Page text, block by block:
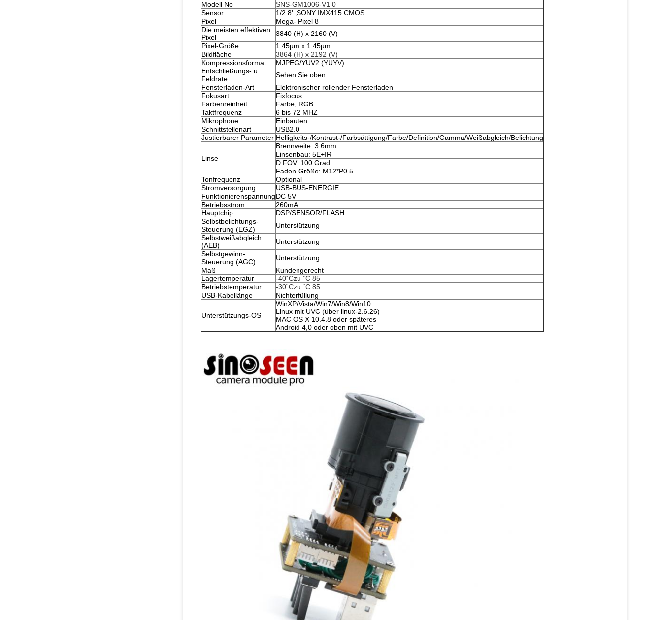
Modell No
SNS-GM1006-V1.0
Sensor
1/2.8' ‚SONY IMX415 CMOS
Pixel
Mega- Pixel 8
Die meisten effektiven
Pixel
3840 (H) x 2160 (V)
Pixel-Größe
1.45µm x 1.45µm
Bildfläche
3864 (H) x 2192 (V)
Kompressionsformat
MJPEG/YUV2 (YUYV)
Entschließungs- u.
Feldrate
Sehen Sie oben
Fensterladen-Art
Elektronischer rollender Fensterladen
Fokusart
Fixfocus
Farbenreinheit
Farbe, RGB
Taktfrequenz
6 bis 72 MHZ
Mikrophone
Einbauten
Schnittstellenart
USB2.0
Justierbarer Parameter Helligkeits-/Kontrast-/Farbsättigung/Farbe/Definition/Gamma/Weißabgleich/Belichtung
Linse
Brennweite: 3.6mm
Linsenbau: 5E+IR
D FOV: 100 Grad
Faden-Größe: M12*P0.5
Tonfrequenz
Optional
Stromversorgung
USB-BUS-ENERGIE
FunktionierenspannungDC 5V
Betriebsstrom
260mA
Hauptchip
DSP/SENSOR/FLASH
Selbstbelichtungs-
Steuerung (EGZ)
Unterstützung
Selbstweißabgleich
(AEB)
Unterstützung
Selbstgewinn-
Steuerung (AGC)
Unterstützung
Maß
Kundengerecht
Lagertemperatur
-40˚Czu ˚C 85
Betriebstemperatur
-30˚Czu ˚C 85
USB-Kabellänge
Nichterfüllung
Unterstützungs-OS
WinXP/Vista/Win7/Win8/Win10
Linux mit UVC (über linux-2.6.26)
MAC OS X 10.4.8 oder späteres
Android 4,0 oder oben mit UVC